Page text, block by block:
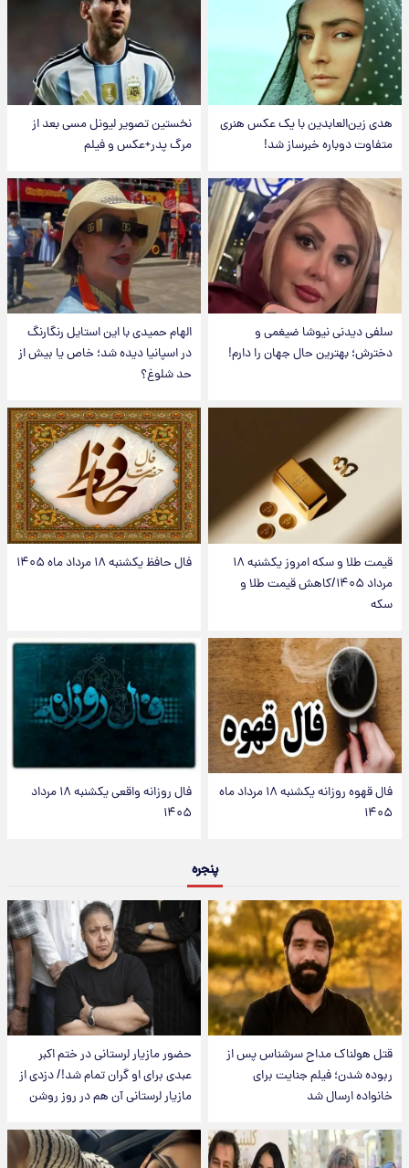
هدی زین‌العابدین با یک عکس هنری
متفاوت دوباره خبرساز شد!
نخستین تصویر لیونل مسی بعد از
مرگ پدر+عکس و فیلم
سلفی دیدنی نیوشا ضیغمی و
دخترش؛ بهترین حال جهان را دارم!
الهام حمیدی با این استایل رنگارنگ
در اسپانیا دیده شد؛ خاص یا بیش از
حد شلوغ؟
قیمت طلا و سکه امروز یکشنبه ۱۸
مرداد ۱۴۰۵/کاهش قیمت طلا و
سکه
فال حافظ یکشنبه ۱۸ مرداد ماه ۱۴۰۵
فال قهوه روزانه یکشنبه ۱۸ مرداد ماه
۱۴۰۵
فال روزانه واقعی یکشنبه ۱۸ مرداد
۱۴۰۵
پنجره
قتل هولناک مداح سرشناس پس از
ربوده شدن؛ فیلم جنایت برای
خانواده ارسال شد
حضور مازیار لرستانی در ختم اکبر
عبدی برای او گران تمام شد!/ دزدی از
مازیار لرستانی آن هم در روز روشن